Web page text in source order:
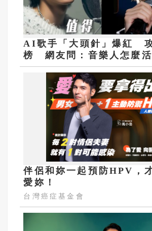
AI歌手「大頭針」爆紅
榜 網友問：音樂人怎麼活
伴侶和妳一起預防HPV，
愛妳！
台灣癌症基金會